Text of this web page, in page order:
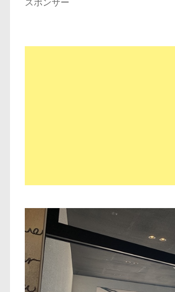
スポンサー